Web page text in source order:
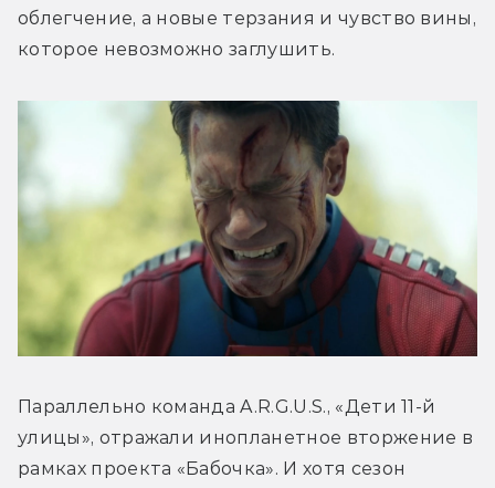
облегчение, а новые терзания и чувство вины,
которое невозможно заглушить.
Параллельно команда A.R.G.U.S., «Дети 11-й
улицы», отражали инопланетное вторжение в
рамках проекта «Бабочка». И хотя сезон